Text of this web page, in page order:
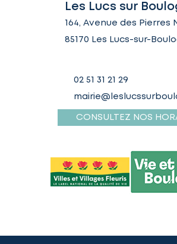
Les Lucs sur
164, Avenue des Pierres
85170 Les Lucs-sur-
02 51 31 21 29
CONSULTEZ NOS